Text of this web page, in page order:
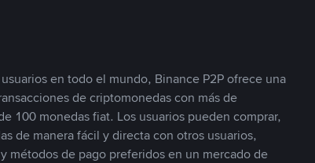
en todo el mundo, Binance P2P ofrece una
de criptomonedas con más de
100 monedas fiat. Los usuarios pueden comprar,
de manera fácil y directa con otros usuarios,
métodos de pago preferidos en un mercado de